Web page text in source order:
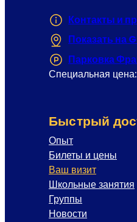
Контакты и
Показать на
Парковка
Специальная
Быстрый
Опыт
Билеты и цены
Ваш визит
Школьные занятия
Группы
Новости